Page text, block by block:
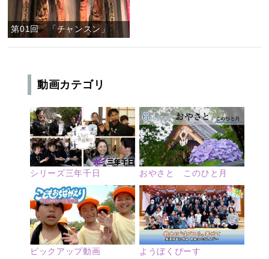
第01回 「チャンスン」
動画カテゴリ
シリーズ三年千日 おやさと このひと月
ピックアップ動画 ようぼくぴーす